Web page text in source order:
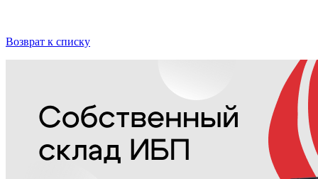
Возврат к списку